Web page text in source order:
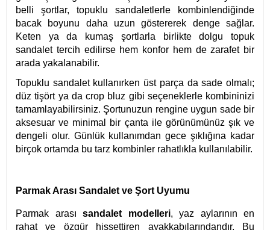
belli şortlar, topuklu sandaletlerle kombinlendiğinde
bacak boyunu daha uzun göstererek denge sağlar.
Keten ya da kumaş şortlarla birlikte dolgu topuk
sandalet tercih edilirse hem konfor hem de zarafet bir
arada yakalanabilir.
Topuklu sandalet kullanırken üst parça da sade olmalı;
düz tişört ya da crop bluz gibi seçeneklerle kombininizi
tamamlayabilirsiniz. Şortunuzun rengine uygun sade bir
aksesuar ve minimal bir çanta ile görünümünüz şık ve
dengeli olur. Günlük kullanımdan gece şıklığına kadar
birçok ortamda bu tarz kombinler rahatlıkla kullanılabilir.
Parmak Arası Sandalet ve Şort Uyumu
Parmak arası sandalet modelleri, yaz aylarının en
rahat ve özgür hissettiren ayakkabılarındandır. Bu